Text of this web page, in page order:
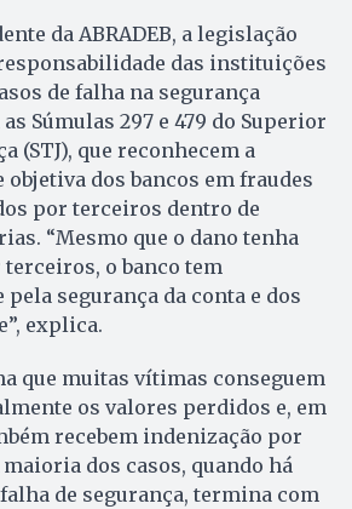
da ABRADEB, a legislação
das instituições
de falha na segurança
Súmulas 297 e 479 do Superior
(STJ), que reconhecem a
dos bancos em fraudes
por terceiros dentro de
“Mesmo que o dano tenha
o banco tem
segurança da conta e dos
explica.
que muitas vítimas conseguem
os valores perdidos e, em
recebem indenização por
dos casos, quando há
de segurança, termina com